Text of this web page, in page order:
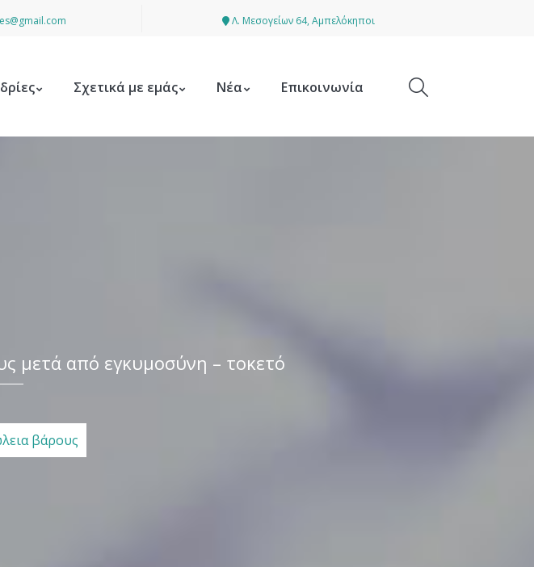
Λ. Μεσογείων 64, Αμπελόκηποι
Σχετικά με εμάς Νέα Επικοινωνία
μετά από εγκυμοσύνη – τοκετό
βάρους